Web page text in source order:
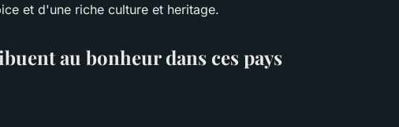
et d'une riche culture et heritage.
au bonheur dans ces pays